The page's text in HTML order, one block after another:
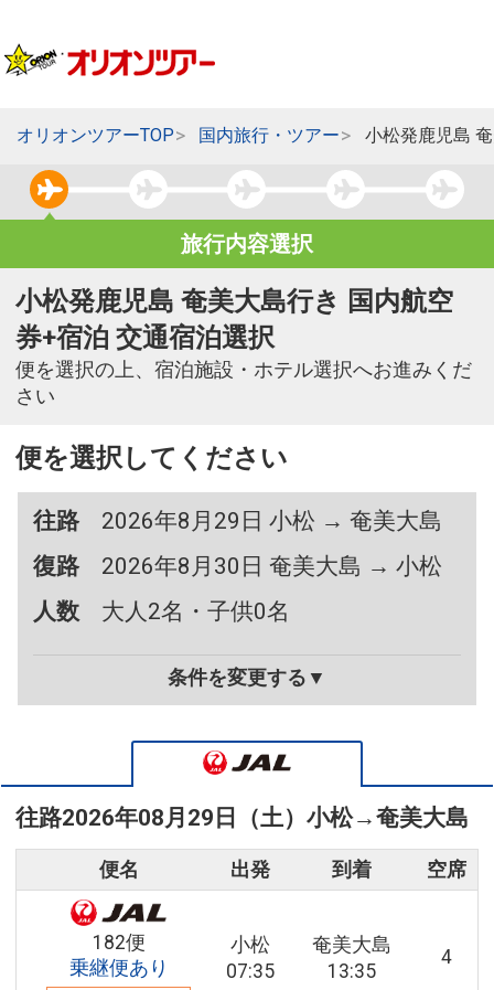
オリオンツアーTOP 国内旅行・ツアー 小松発鹿児島
旅行内容選択
小松発鹿児島 奄美大島行き 国内航空
券+宿泊 交通宿泊選択
便を選択の上、宿泊施設・ホテル選択へお進みくだ
さい
便を選択してください
往路
2026年8月29日 小松 → 奄美大島
復路
2026年8月30日 奄美大島 → 小松
人数
大人2名・子供0名
条件を変更する▼
往路2026年08月29日（土） 小松→奄美大島
便名 出発 到着 空席
182便
乗継便あり
小松
07:35
奄美大島
13:35
4